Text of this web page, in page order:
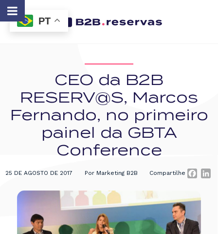
CEO da B2B
RESERV@S, Marcos
Fernando, no primeiro
painel da GBTA
Conference
25 DE AGOSTO DE 2017 Por Marketing B2B Compartilhe
PT